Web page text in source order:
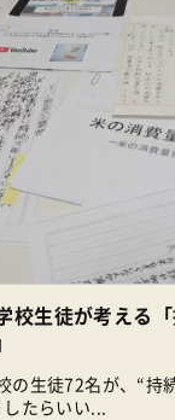
校生徒が考える
の生徒72名が、“持
たらいい...